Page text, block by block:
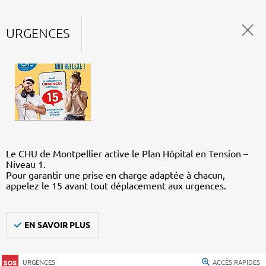
URGENCES
Le CHU de Montpellier active le Plan Hôpital en Tension –
Niveau 1.
Pour garantir une prise en charge adaptée à chacun,
appelez le 15 avant tout déplacement aux urgences.
EN SAVOIR PLUS
URGENCES ACCÈS RAPIDES